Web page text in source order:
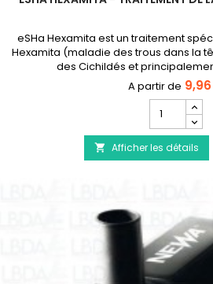
eSHa Hexamita est un traitement
Hexamita (maladie des trous dans la
des Cichildés et
quantité
du
produit
eSHa
maladie
du
Discus
 Afficher les détails